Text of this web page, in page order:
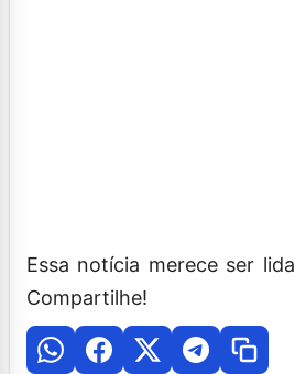
Essa notícia merece ser
Compartilhe!